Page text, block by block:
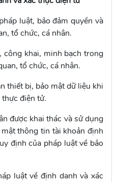
luật, bảo đảm quyền và
tổ chức, cá nhân.
công khai, minh bạch trong
tổ chức, cá nhân.
thiết bị, bảo mật dữ liệu khi
điện tử.
được khai thác và sử dụng
thông tin tài khoản định
định của pháp luật về bảo
luật về định danh và xác